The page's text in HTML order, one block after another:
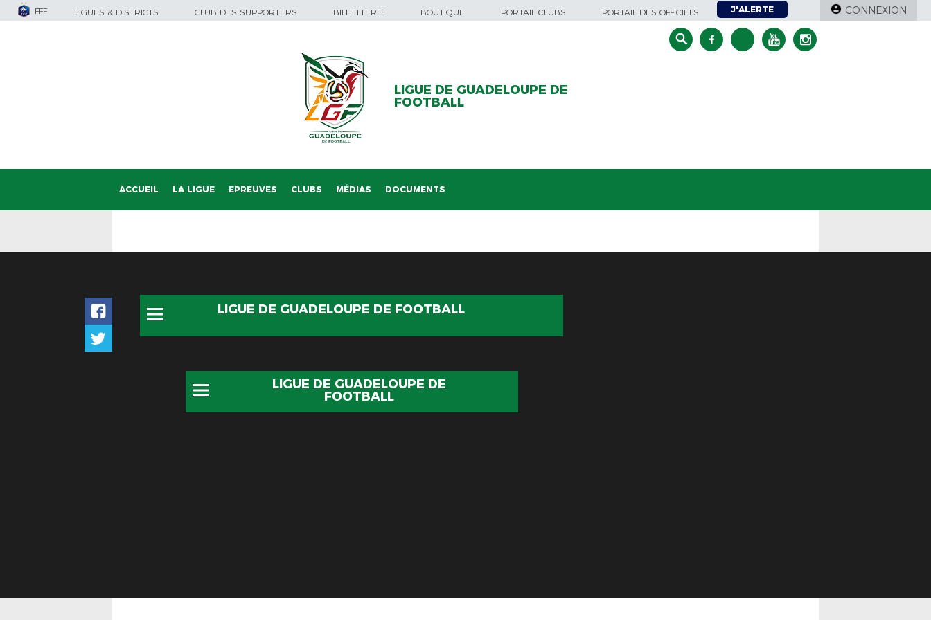
FFF LIGUES & DISTRICTS CLUB DES SUPPORTERS BILLETTERIE BOUTIQUE PORTAIL CLUBS PORTAIL DES OFFICIELS J'ALERTE CONNEXION
LIGUE DE GUADELOUPE DE
FOOTBALL
ACCUEIL LA LIGUE EPREUVES CLUBS MÉDIAS DOCUMENTS